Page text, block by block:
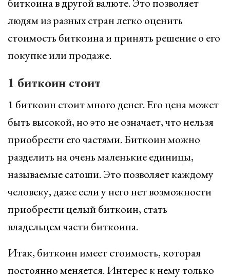
людям из разных стран легко оценить
стоимость биткоина и принять решение о его
покупке или продаже.
1 биткоин стоит
1 биткоин стоит много денег. Его цена может
быть высокой, но это не означает, что нельзя
приобрести его частями. Биткоин можно
разделить на очень маленькие единицы,
называемые сатоши. Это позволяет каждому
человеку, даже если у него нет возможности
приобрести целый биткоин, стать
владельцем части биткоина.
Итак, биткоин имеет стоимость, которая
постоянно меняется. Интерес к нему только